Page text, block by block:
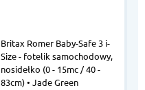
Britax Romer Baby-Safe 3 i-
Size - fotelik samochodowy,
nosidełko (0 - 15mc / 40 -
83cm) • Jade Green